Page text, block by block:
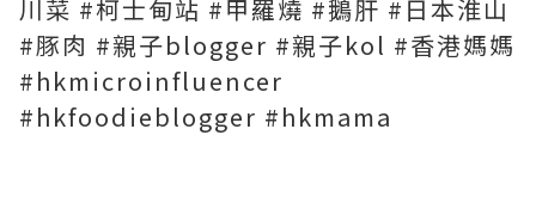
川菜 #柯士甸站 #甲羅燒 #鵝肝 #日本淮山
#豚肉 #親子blogger #親子kol #香港媽媽
#hkmicroinfluencer
#hkfoodieblogger #hkmama